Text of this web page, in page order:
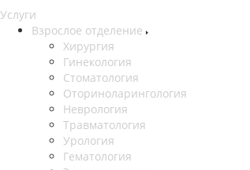
Услуги
Взрослое отделение
Хирургия
Гинекология
Стоматология
Оториноларингология
Неврология
Травматология
Урология
Гематология